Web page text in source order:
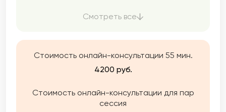
Смотреть все
Стоимость онлайн-консультации 55 мин.
4200 руб.
Стоимость онлайн-консультации для пар
сессия